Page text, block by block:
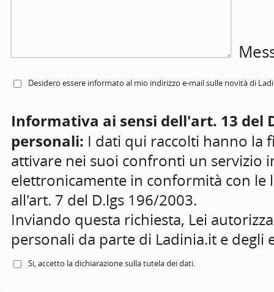
Desidero essere informato al mio indirizzo e-mail sulle novità di
Informativa ai sensi dell'art. 13 del
personali: I dati qui raccolti hanno la
attivare nei suoi confronti un servizio
elettronicamente in conformità con le
all'art. 7 del D.lgs 196/2003.
Inviando questa richiesta, Lei
personali da parte di Ladinia.it e degli
Si, accetto ladichiarazionesulla tutela dei dati.